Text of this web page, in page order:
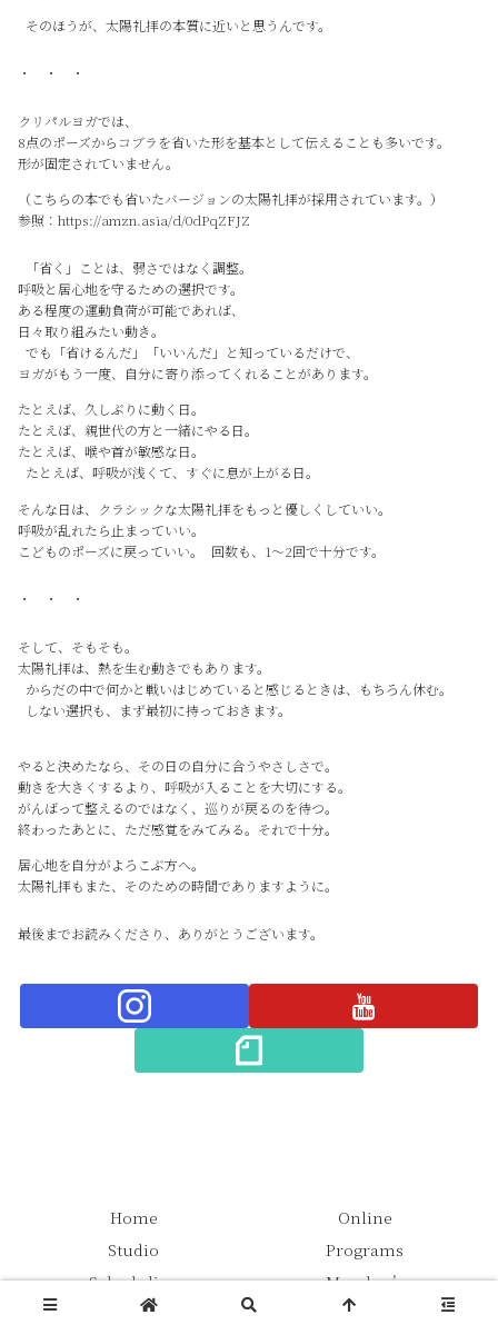
そのほうが、太陽礼拝の本質に近いと思うんです。
・ ・ ・
クリパルヨガでは、
8点のポーズからコブラを省いた形を基本として伝えることも多いです。
形が固定されていません。
（こちらの本でも省いたバージョンの太陽礼拝が採用されています。）
参照：https://amzn.asia/d/0dPqZFJZ
「省く」ことは、弱さではなく調整。
呼吸と居心地を守るための選択です。
ある程度の運動負荷が可能であれば、
日々取り組みたい動き。
でも「省けるんだ」「いいんだ」と知っているだけで、
ヨガがもう一度、自分に寄り添ってくれることがあります。
たとえば、久しぶりに動く日。
たとえば、親世代の方と一緒にやる日。
たとえば、喉や首が敏感な日。
たとえば、呼吸が浅くて、すぐに息が上がる日。
そんな日は、クラシックな太陽礼拝をもっと優しくしていい。
呼吸が乱れたら止まっていい。
こどものポーズに戻っていい。 回数も、1〜2回で十分です。
・ ・ ・
そして、そもそも。
太陽礼拝は、熱を生む動きでもあります。
からだの中で何かと戦いはじめていると感じるときは、もちろん休む。
しない選択も、まず最初に持っておきます。
やると決めたなら、その日の自分に合うやさしさで。
動きを大きくするより、呼吸が入ることを大切にする。
がんばって整えるのではなく、巡りが戻るのを待つ。
終わったあとに、ただ感覚をみてみる。それで十分。
居心地を自分がよろこぶ方へ。
太陽礼拝もまた、そのための時間でありますように。
最後までお読みくださり、ありがとうございます。
Home
Online
Studio
Programs
Scheduling
Member’s